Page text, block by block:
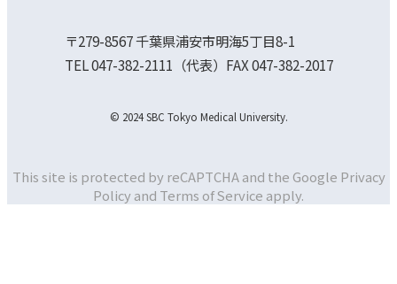
〒279-8567 千葉県浦安市明海5丁目8-1
TEL 047-382-2111（代表）FAX 047-382-2017
© 2024 SBC Tokyo Medical University.
This site is protected by reCAPTCHA and the Google Privacy
Policy and Terms of Service apply.